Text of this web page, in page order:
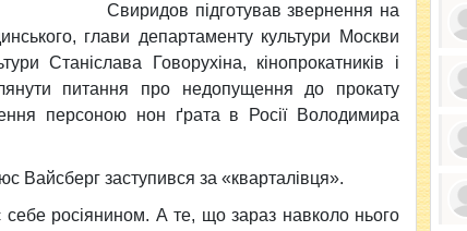
Свиридов підготував звернення на
глави департаменту культури Москви
Станіслава Говорухіна, кінопрокатників і
питання про недопущення до прокату
персоною нон ґрата в Росії Володимира
Вайсберг заступився за «кварталівця».
себе росіянином. А те, що зараз навколо нього